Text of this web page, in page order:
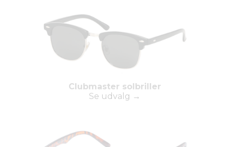
Clubmaster solbriller
Se udvalg →